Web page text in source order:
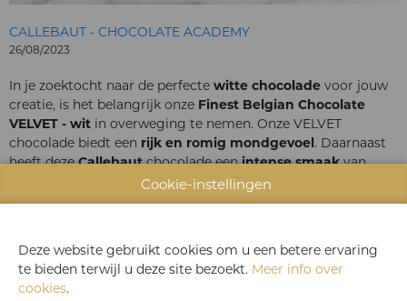
CALLEBAUT - CHOCOLATE ACADEMY
26/08/2023
In je zoektocht naar de perfecte witte chocolade voor jouw
creatie, is het belangrijk onze Finest Belgian Chocolate
VELVET - wit in overweging te nemen. Onze VELVET
chocolade biedt een rijk en romig mondgevoel. Daarnaast
heeft dezeCallebautchocolade eenintense smaakvan
verse melk met een snuifje zoetheid.
Cookie-instellingen
Deze website gebruikt cookies om u een betere ervaring
te bieden terwijl u deze site bezoekt. Meer info over
cookies.